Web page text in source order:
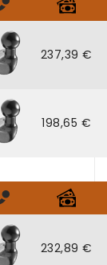
237,39 €
198,65 €
232,89 €